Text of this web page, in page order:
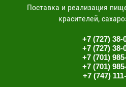
Поставка и реализация
красителей,
+7 (727) 38-
+7 (727) 38-
+7 (701)
+7 (701)
+7 (747)